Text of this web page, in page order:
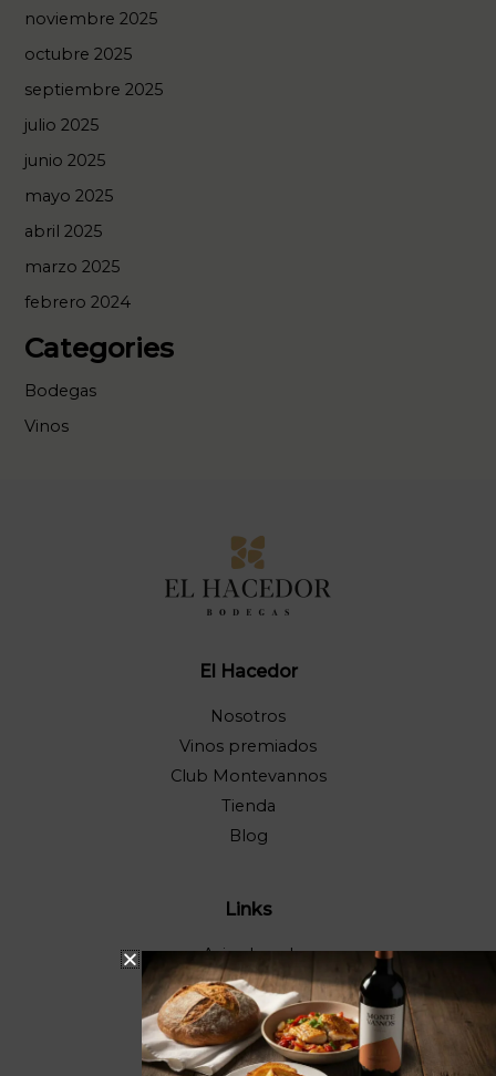
noviembre 2025
octubre 2025
septiembre 2025
julio 2025
junio 2025
mayo 2025
abril 2025
marzo 2025
febrero 2024
Categories
Bodegas
Vinos
El Hacedor
Nosotros
Vinos premiados
Club Montevannos
Tienda
Blog
Links
Aviso Legal
Condiciones de la tienda
Política de cookies
Política de privacidad